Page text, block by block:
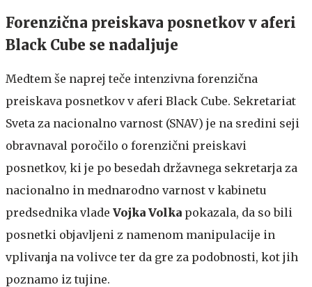
Forenzična preiskava posnetkov v aferi
Black Cube se nadaljuje
Medtem še naprej teče intenzivna forenzična
preiskava posnetkov v aferi Black Cube. Sekretariat
Sveta za nacionalno varnost (SNAV) je na sredini seji
obravnaval poročilo o forenzični preiskavi
posnetkov, ki je po besedah državnega sekretarja za
nacionalno in mednarodno varnost v kabinetu
predsednika vlade Vojka Volka pokazala, da so bili
posnetki objavljeni z namenom manipulacije in
vplivanja na volivce ter da gre za podobnosti, kot jih
poznamo iz tujine.